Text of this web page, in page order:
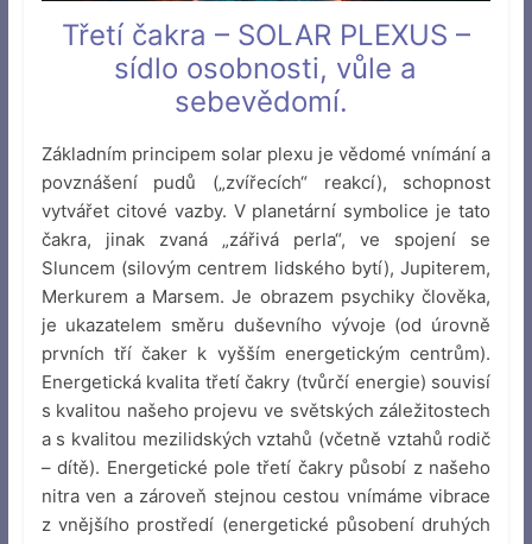
Třetí čakra – SOLAR PLEXUS –
sídlo osobnosti, vůle a
sebevědomí.
Základním principem solar plexu je vědomé vnímání a
povznášení pudů („zvířecích“ reakcí), schopnost
vytvářet citové vazby. V planetární symbolice je tato
čakra, jinak zvaná „zářivá perla“, ve spojení se
Sluncem (silovým centrem lidského bytí), Jupiterem,
Merkurem a Marsem. Je obrazem psychiky člověka,
je ukazatelem směru duševního vývoje (od úrovně
prvních tří čaker k vyšším energetickým centrům).
Energetická kvalita třetí čakry (tvůrčí energie) souvisí
s kvalitou našeho projevu ve světských záležitostech
a s kvalitou mezilidských vztahů (včetně vztahů rodič
– dítě). Energetické pole třetí čakry působí z našeho
nitra ven a zároveň stejnou cestou vnímáme vibrace
z vnějšího prostředí (energetické působení druhých